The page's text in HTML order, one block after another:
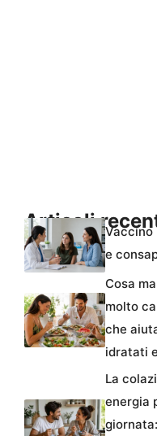
Articoli
Vaccino
e
Cosa
molto
che
idratati
La
energia